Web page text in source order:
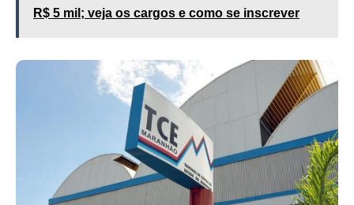
R$ 5 mil; veja os cargos e como se inscrever